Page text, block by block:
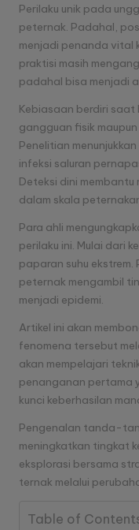
a
r
H
a
ri
a
n
S
a
b
u
n
g
A
y
a
m
T
e
sabung
ayam.
Perilaku unik pada
peternak. Padahal,
menjadi penanda vital
praktisi masih
padahal bisa menjadi
Kebiasaan berdiri
gangguan fisik
Penelitian
infeksi saluran
Deteksi dini
dalam skala
Para ahli
perilaku ini. Mulai dari
paparan suhu ekstrem.
peternak mengambil
menjadi epidemi.
Artikel ini akan
fenomena tersebut
akan mempelajari
penanganan pertama
kunci keberhasilan
Pengenalan tanda-
meningkatkan tingkat
eksplorasi bersama
ternak melalui
Table of